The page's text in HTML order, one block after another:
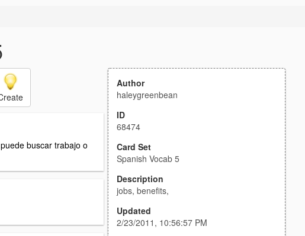
buscar trabajo o
Author
haleygreenbean
ID
68474
Card Set
Spanish Vocab 5
Description
jobs, benefits,
Updated
2/23/2011, 10:56:57 PM